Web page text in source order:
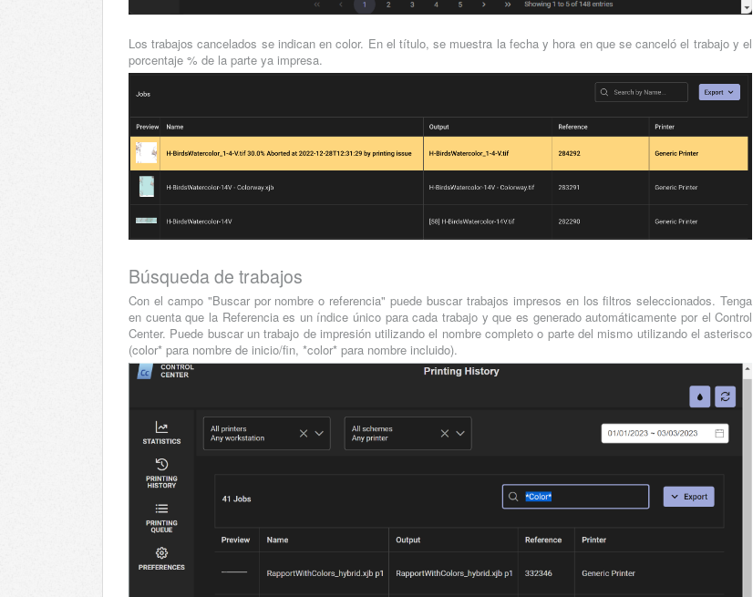
Los trabajos cancelados se indican en color. En el título, se muestra la fecha y hora en que se canceló el trabajo y el
porcentaje % de la parte ya impresa.
Búsqueda de trabajos
Con el campo "Buscar por nombre o referencia" puede buscar trabajos impresos en los filtros seleccionados. Tenga
en cuenta que la Referencia es un índice único para cada trabajo y que es generado automáticamente por el Control
Center. Puede buscar un trabajo de impresión utilizando el nombre completo o parte del mismo utilizando el asterisco
(color* para nombre de inicio/fin, *color* para nombre incluido).